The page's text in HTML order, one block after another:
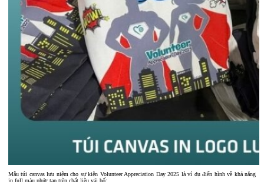
Mẫu túi canvas lưu niệm cho sự kiện Volunteer Appreciation Day 2025 là ví dụ điển hình về khả năng
in full màu phức tạp trên chất liệu vải bố: